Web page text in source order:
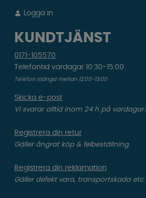
Logga in
KUNDTJÄNST
0171-105570
Telefontid vardagar 10:30-15:00
Telefon stängd mellan 12:00-13:00
Skicka e-post
Vi svarar alltid inom 24 h på vardagar.
Registrera din retur
Gäller ångrat köp & felbeställning.
Registrera din reklamation
Gäller defekt vara, transportskada etc.